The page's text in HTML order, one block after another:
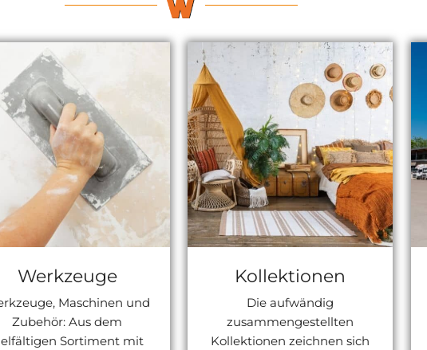
Werkzeuge
Maschinen und
Zubehör: Aus dem
Sortiment mit
Kollektionen
Die aufwändig
zusammengestellten
Kollektionen zeichnen sich